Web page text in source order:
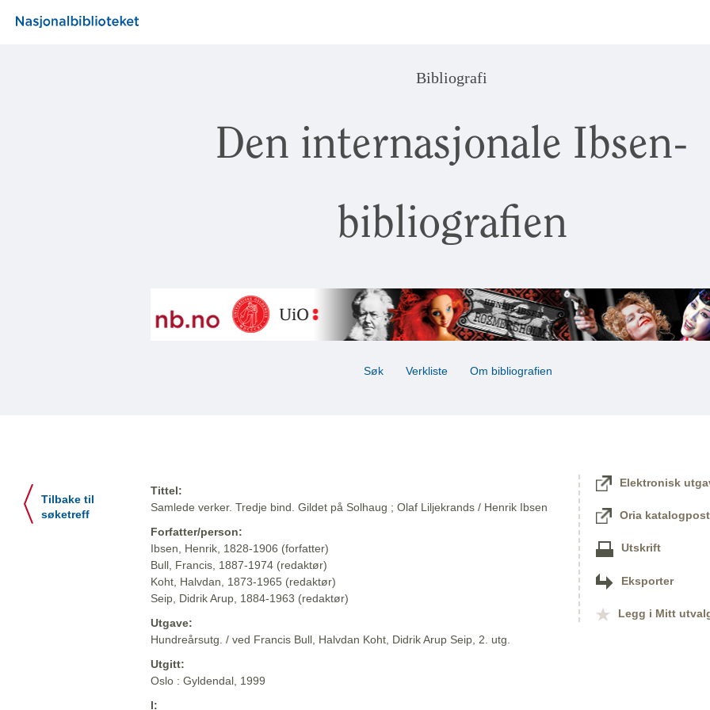
Bibliografi
Den internasjonale Ibsen-
bibliografien
Søk Verkliste Om bibliografien
Tilbake til
søketreff
Tittel:
Samlede verker. Tredje bind. Gildet på Solhaug ; Olaf Liljekrands / Henrik Ibsen
Forfatter/person:
Ibsen, Henrik, 1828-1906 (forfatter)
Bull, Francis, 1887-1974 (redaktør)
Koht, Halvdan, 1873-1965 (redaktør)
Seip, Didrik Arup, 1884-1963 (redaktør)
Utgave:
Hundreårsutg. / ved Francis Bull, Halvdan Koht, Didrik Arup Seip, 2. utg.
Utgitt:
Oslo : Gyldendal, 1999
I:
Elektronisk
Oria katalogpost
Utskrift
Eksporter
Legg i Mitt